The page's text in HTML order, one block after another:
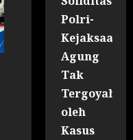
Polri-
Kejaksaan
Agung
Tak
oleh
Kasus